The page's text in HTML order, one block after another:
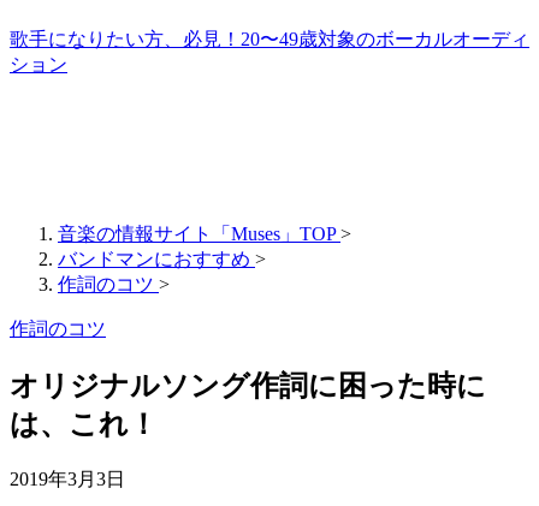
歌手になりたい方、必見！20〜49歳対象のボーカルオーディ
ション
音楽の情報サイト「Muses」TOP >
バンドマンにおすすめ >
作詞のコツ >
作詞のコツ
オリジナルソング作詞に困った時に
は、これ！
2019年3月3日